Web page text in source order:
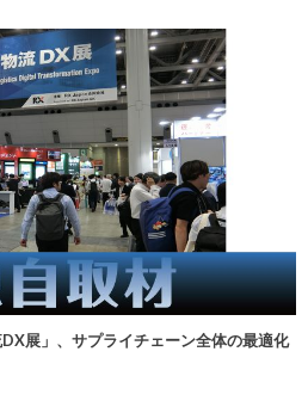
DX展」、サプライチェーン全体の最適化